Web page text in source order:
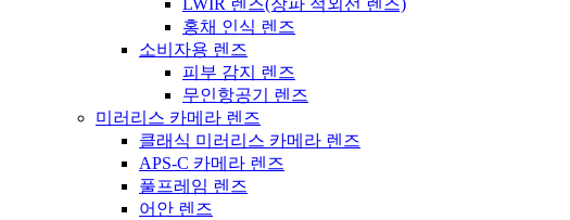
LWIR 렌즈(장파 적외선 렌즈)
홍채 인식 렌즈
소비자용 렌즈
피부 감지 렌즈
무인항공기 렌즈
미러리스 카메라 렌즈
클래식 미러리스 카메라 렌즈
APS-C 카메라 렌즈
풀프레임 렌즈
어안 렌즈